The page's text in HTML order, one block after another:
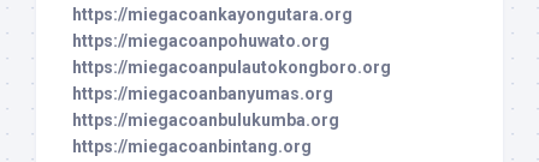
https://miegacoankayongutara.org
https://miegacoanpohuwato.org
https://miegacoanpulautokongboro.org
https://miegacoanbanyumas.org
https://miegacoanbulukumba.org
https://miegacoanbintang.org